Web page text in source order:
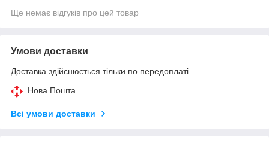
Ще немає відгуків про цей товар
Умови доставки
Доставка здійснюється тільки по передоплаті.
Нова Пошта
Всі умови доставки